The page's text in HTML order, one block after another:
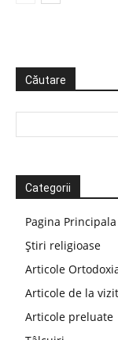
Căutare
Categorii
Pagina Principala
Știri religioase
Articole
Articole de la
Articole preluate